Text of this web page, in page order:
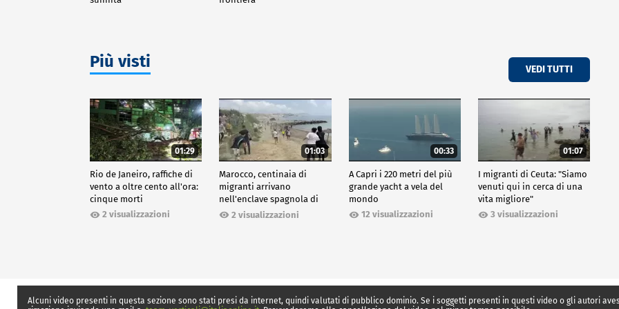
Più visti VEDI TUTTI
01:29
Rio de Janeiro, raffiche di
vento a oltre cento all'ora:
cinque morti
2 visualizzazioni
01:03
Marocco, centinaia di
migranti arrivano
nell'enclave spagnola di
Ceuta2 visualizzazioni
00:33
A Capri i 220 metri del più
grande yacht a vela del
mondo
12 visualizzazioni
01:07
I migranti di Ceuta: "Siamo
venuti qui in cerca di una
vita migliore"
3 visualizzazioni
Alcuni video presenti in questa sezione sono stati presi da internet, quindi valutati di pubblico dominio. Se i soggetti presenti in questi video o gli autori